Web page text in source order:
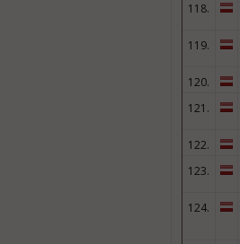
118.
119.
120.
121.
122.
123.
124.